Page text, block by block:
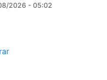
2026 - 05:02